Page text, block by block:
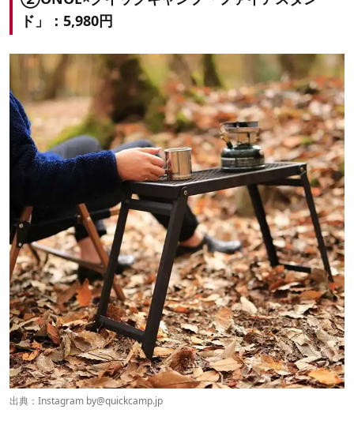
ド」：5,980円
出典：Instagram by@quickcamp.jp